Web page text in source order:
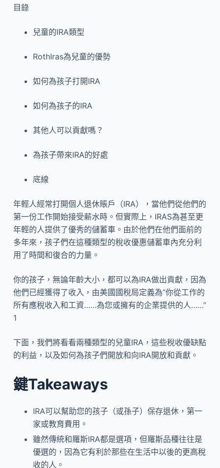
目錄
兒童的IRA類型
RothIras為兒童的優勢
如何為孩子打開IRA
如何為孩子的IRA
其他人可以貢獻嗎？
為孩子帶來IRA的好處
底線
年輕人經常打開個人退休賬戶（IRA），當他們從他們的
第一份工作開始接受薪水時。但實際上，IRAS為甚至更
年輕的人提供了優秀的儲蓄車。由於他們在他們面前的
多年來，孩子們在這種類型的稅收優惠儲蓄車內充分利
用了時間和復合的力量。
你的孩子，無論年齡大小，都可以為IRA做出貢獻，因為
他們已經獲得了收入，由美國國稅局定義為“你從工作的
所有應稅收入和工資……為您或擁有的企業提供的人……”
1
下面，我們將看看兩種類型的兒童IRA，這些稅收優缺點
的利益，以及如何為孩子們開放和向IRA開放和貢獻。
鍵Takeaways
IRA可以幫助您的孩子（或孫子）保存退休，第一
家或教育費用。
雖然傳統和羅斯IRA都是選項，但羅斯品種往往是
優選的，因為它有利於那些在生活中以後的更高稅
收的人。